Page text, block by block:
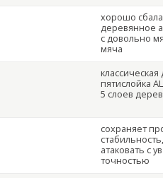
хорошо
деревянное
с довольно
мяча
пятислойка
5 слоев
сохраняет
атаковать с
точностью